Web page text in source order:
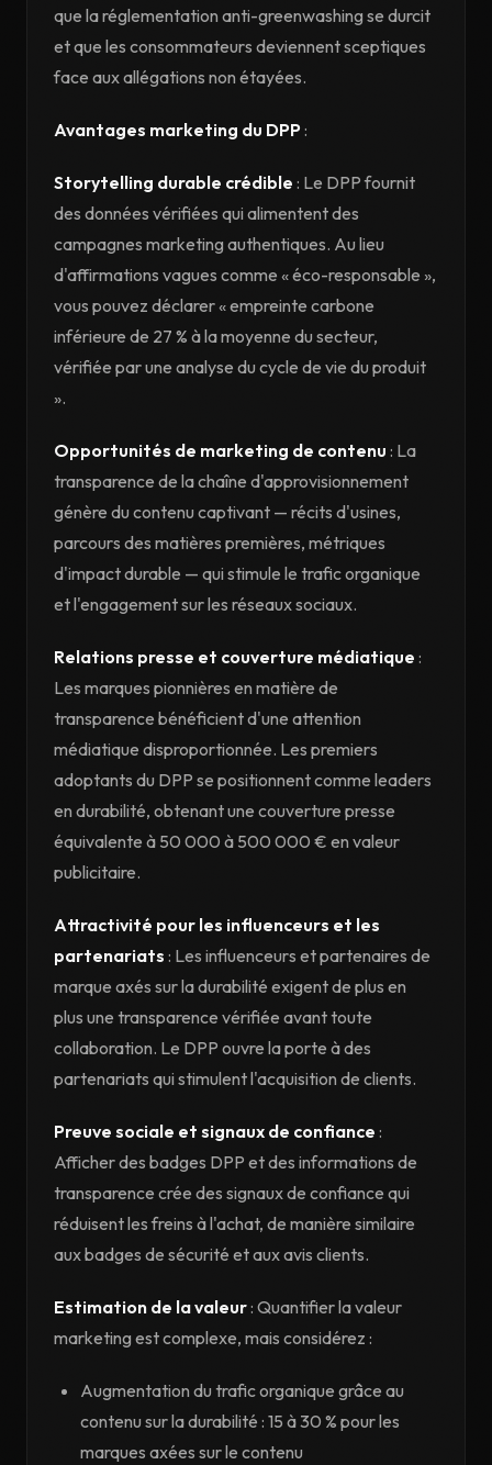
que la réglementation anti-greenwashing se durcit
et que les consommateurs deviennent sceptiques
face aux allégations non étayées.
Avantages marketing du DPP:
Storytelling durable crédible : Le DPP fournit
des données vérifiées qui alimentent des
campagnes marketing authentiques. Au lieu
d'affirmations vagues comme « éco-responsable »,
vous pouvez déclarer « empreinte carbone
inférieure de 27 % à la moyenne du secteur,
vérifiée par une analyse du cycle de vie du produit
».
Opportunités de marketing de contenu : La
transparence de la chaîne d'approvisionnement
génère du contenu captivant — récits d'usines,
parcours des matières premières, métriques
d'impact durable — qui stimule le trafic organique
et l'engagement sur les réseaux sociaux.
Relations presse et couverture médiatique :
Les marques pionnières en matière de
transparence bénéficient d'une attention
médiatique disproportionnée. Les premiers
adoptants du DPP se positionnent comme leaders
en durabilité, obtenant une couverture presse
équivalente à 50 000 à 500 000 € en valeur
publicitaire.
Attractivité pour les influenceurs et les
partenariats : Les influenceurs et partenaires de
marque axés sur la durabilité exigent de plus en
plus une transparence vérifiée avant toute
collaboration. Le DPP ouvre la porte à des
partenariats qui stimulent l'acquisition de clients.
Preuve sociale et signaux de confiance :
Afficher des badges DPP et des informations de
transparence crée des signaux de confiance qui
réduisent les freins à l'achat, de manière similaire
aux badges de sécurité et aux avis clients.
Estimation de la valeur: Quantifier la valeur
marketing est complexe, mais considérez :
Augmentation du trafic organique grâce au
contenu sur la durabilité : 15 à 30 % pour les
marques axées sur le contenu